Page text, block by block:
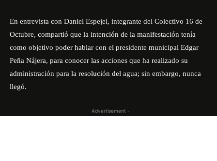
En entrevista con Daniel Espejel, integrante del Colectivo 16 de
Octubre, compartió que la intención de la manifestación tenía
como objetivo poder hablar con el presidente municipal Edgar
Peña Nájera, para conocer las acciones que ha realizado su
administración para la resolución del agua; sin embargo, nunca
llegó.
- Advertisement -